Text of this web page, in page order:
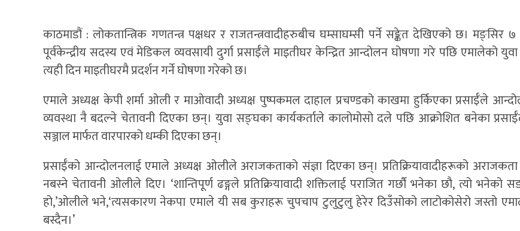
काठमाडौं : लोकतान्त्रिक गणतन्त्र पक्षधर र राजतन्त्रवादीहरुबीच घम्साघम्सी पर्ने सङ्केत देखिएको छ।
पूर्वकेन्द्रीय सदस्य एवं मेडिकल व्यवसायी दुर्गा प्रसाईँले माइतीघर केन्द्रित आन्दोलन घोषणा गरे पछि एमालेको
त्यही दिन माइतीघरमै प्रदर्शन गर्ने घोषणा गरेको छ।
एमाले अध्यक्ष केपी शर्मा ओली र माओवादी अध्यक्ष पुष्पकमल दाहाल प्रचण्डको काखमा हुर्किएका प्रसाईँले
व्यवस्था नै बदल्ने चेतावनी दिएका छन्। युवा सङ्घका कार्यकर्ताले कालोमोसो दले पछि आक्रोशित बनेका
सञ्जाल मार्फत वारपारको धम्की दिएका छन्।
प्रसाईँको आन्दोलनलाई एमाले अध्यक्ष ओलीले अराजकताको संज्ञा दिएका छन्। प्रतिक्रियावादीहरूको
नबस्ने चेतावनी ओलीले दिए। ‘शान्तिपूर्ण ढङ्गले प्रतिक्रियावादी शक्तिलाई पराजित गर्छौ भनेका छौ, त्यो भनेको
हो,’ओलीले भने,‘त्यसकारण नेकपा एमाले यी सब कुराहरू चुपचाप टुलुटुलु हेरेर दिउँसोको लाटोकोसेरो जस्तो
बस्दैन।’